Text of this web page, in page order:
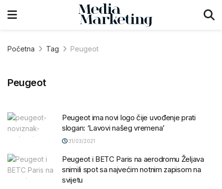
Početna Tag Peugeot
Peugeot
Peugeot ima novi logo čije uvođenje prati
slogan: ‘Lavovi našeg vremena’
31/03/2021
Peugeot i BETC Paris na aerodromu Željava
snimili spot sa najvećim notnim zapisom na
svijetu